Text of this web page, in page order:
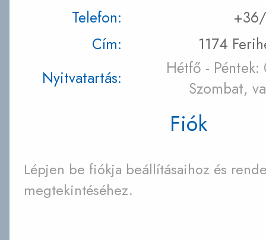
Telefon:
Cím:
1174
Nyitvatartás:
Hétfő -
Szombat,
Fiók
Lépjen be fiókja beállításaihoz és
megtekintéséhez.